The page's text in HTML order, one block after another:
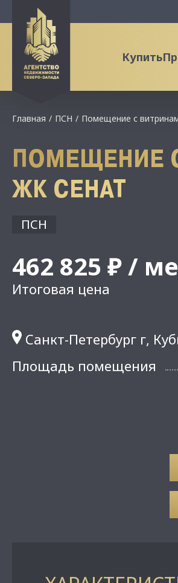
Купить
Главная ПСН Помещение с
ПОМЕЩЕНИЕ
ЖК СЕНАТ
ПСН
462 825 ₽ /
Итоговая цена
Санкт-Петербург г,
Площадь помещения